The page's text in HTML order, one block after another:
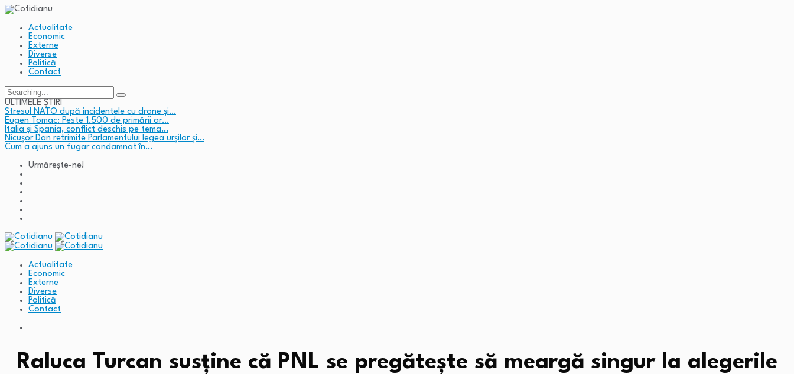
Actualitate
Economic
Externe
Diverse
Politică
Contact
Search
for:
ULTIMELE ȘTIRI
Stresul NATO după incidentele cu drone și…
Eugen Tomac: Peste 1.500 de primării ar…
Italia și Spania, conflict deschis pe tema…
Nicușor Dan retrimite Parlamentului legea urșilor și…
Cum a ajuns un fugar condamnat în…
Urmărește-ne!
Actualitate
Economic
Externe
Diverse
Politică
Contact
Raluca Turcan susține că PNL se pregătește să meargă singur la alegerile